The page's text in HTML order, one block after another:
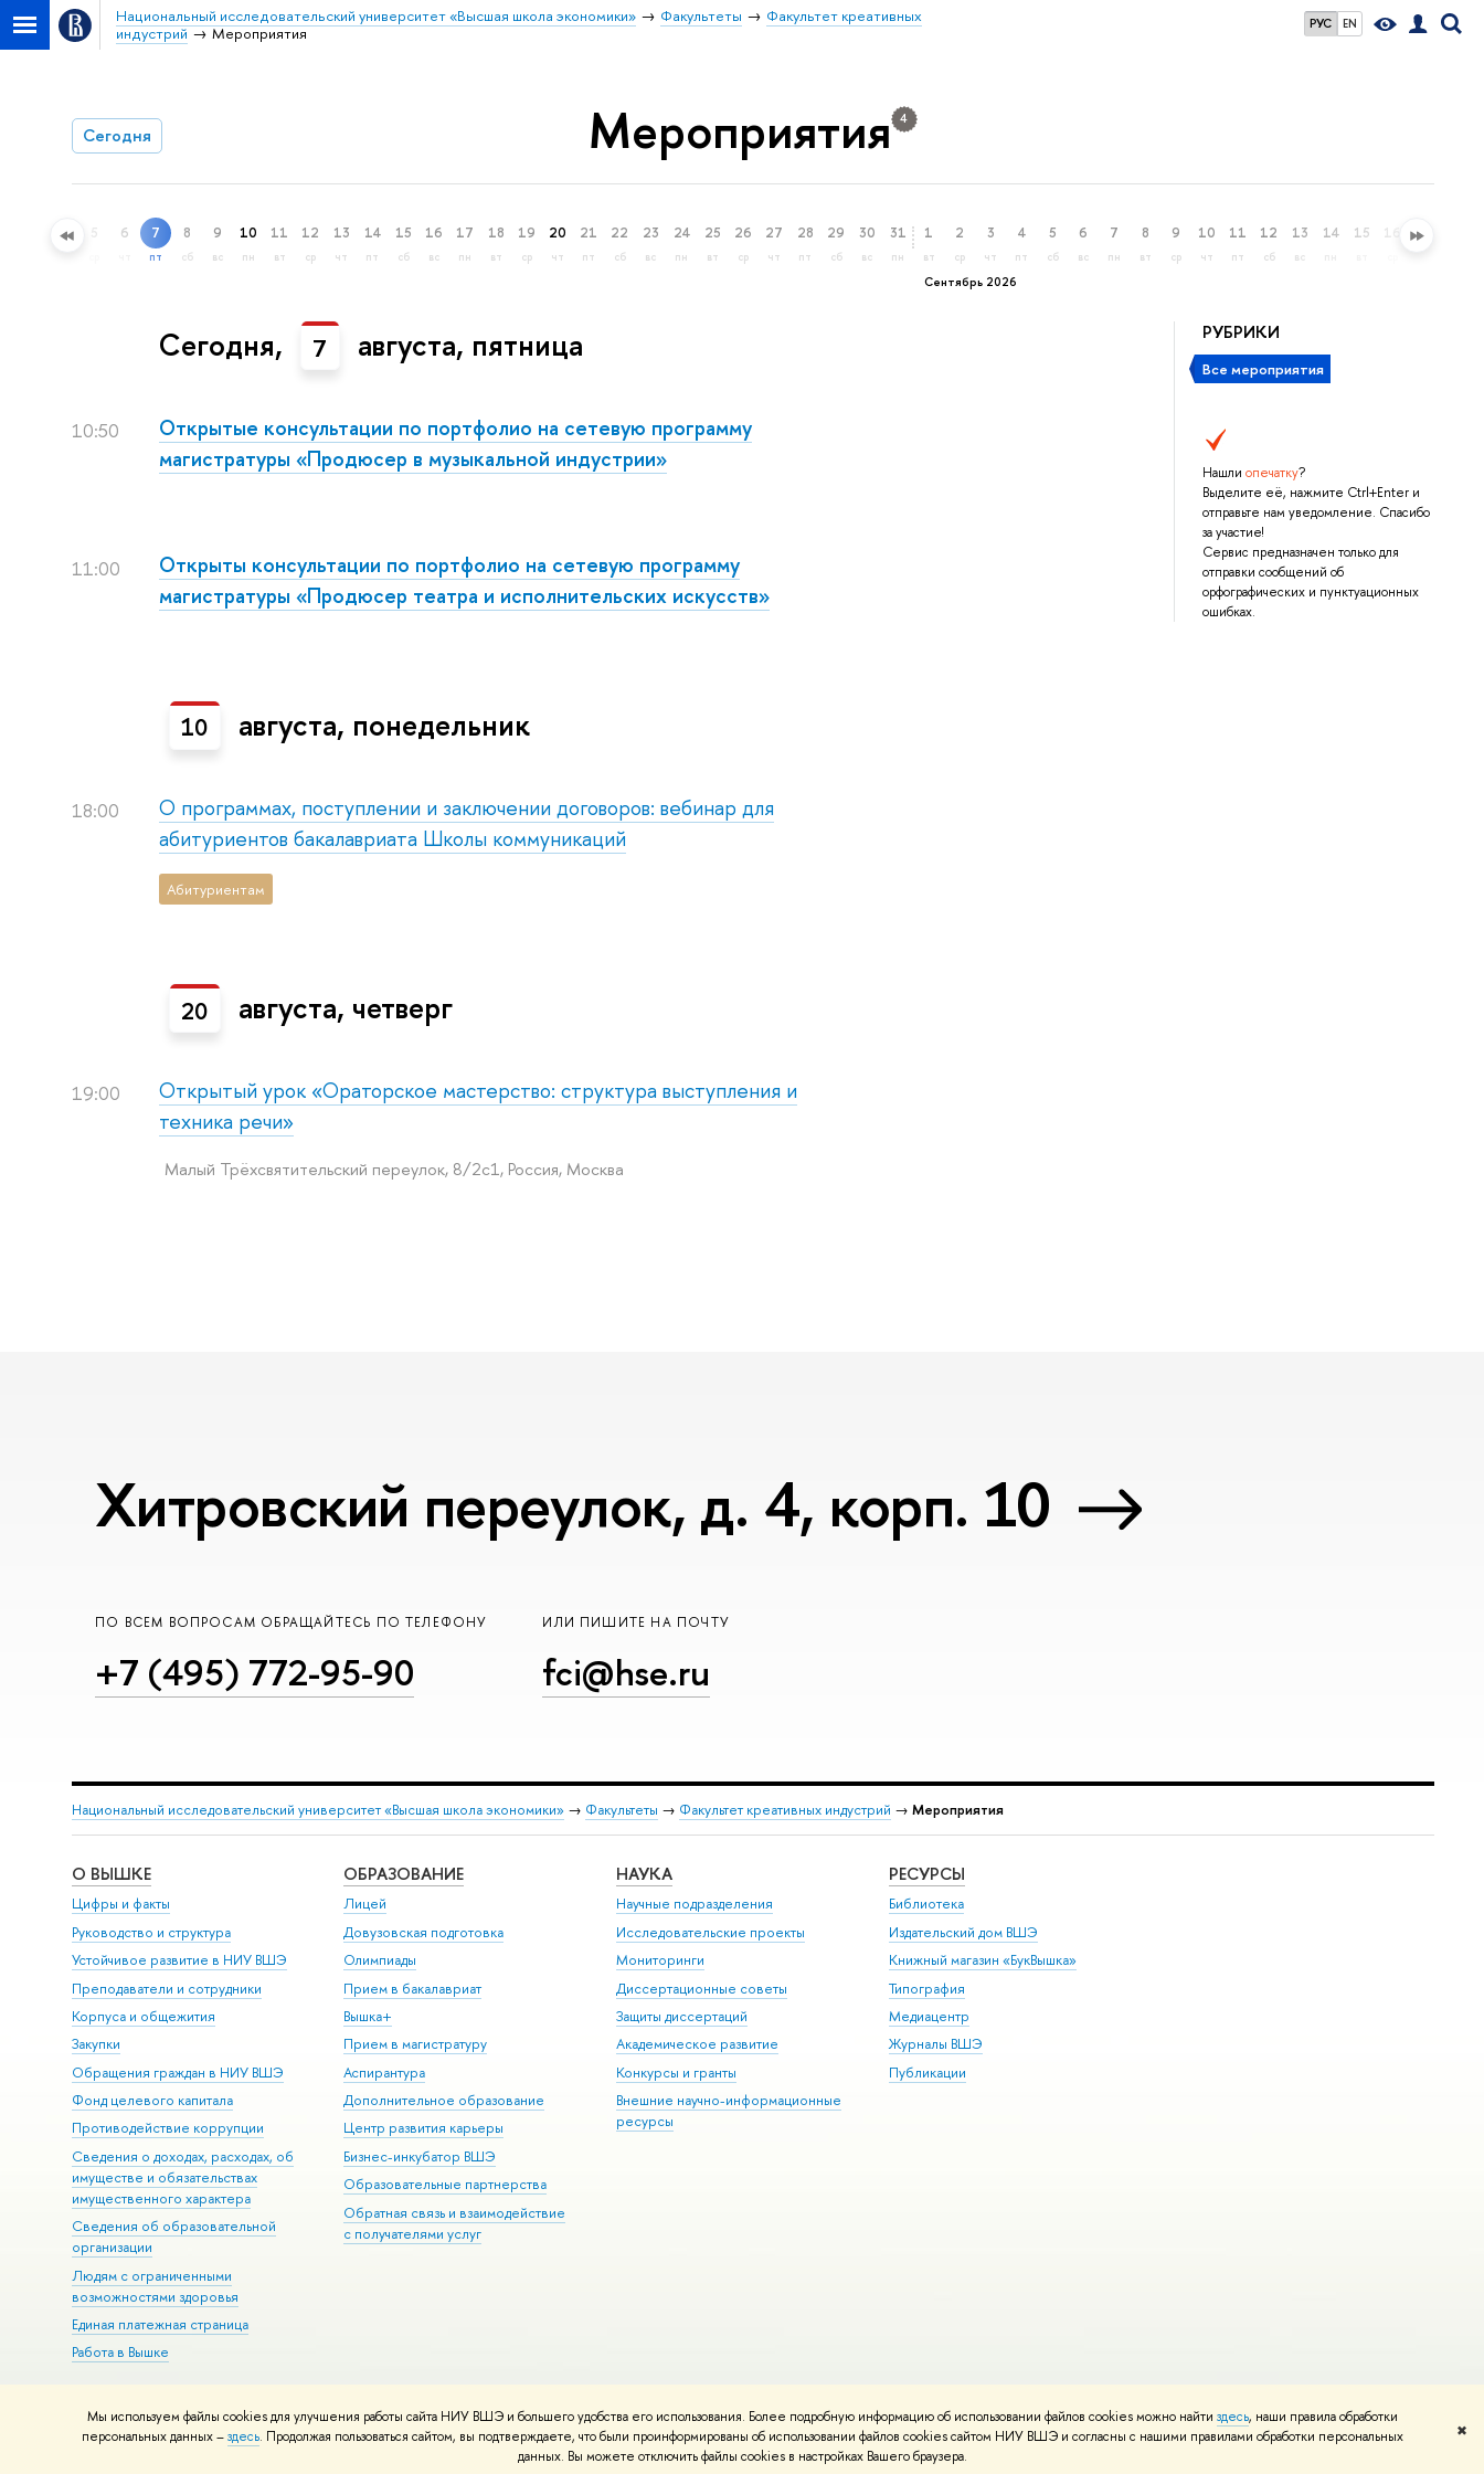
Мы используем файлы cookies для улучшения работы сайта НИУ ВШЭ и большего удобства его использования. Более подробную информацию об использовании файлов cookies можно найти здесь, наши правила обработки
персональных данных –здесь. Продолжая пользоваться сайтом, вы подтверждаете, что были проинформированы об использовании файлов cookies сайтом НИУ ВШЭ и согласны с нашими правилами обработки персональных
данных. Вы можете отключить файлы cookies в настройках Вашего браузера.
✖
РУС EN
Национальный исследовательский университет «Высшая школа экономики» Факультеты
Факультет креативных
индустрий
Мероприятия
Сегодня Мероприятия 4
поиск 5 6 7
пт
8
сб
9
вс
10
пн
11
вт
12
ср
13
чт
14
пт
15
сб
16
вс
17
пн
18
вт
19
ср
20
чт
21
пт
22
сб
23
вс
24
пн
25
вт
26
ср
27
чт
28
пт
29
сб
30
вс
31
пн
Сентябрь 2026
1
вт
2
ср
3
чт
4
пт
5
сб
6
вс
7
пн
8
вт
9
ср
10
чт
11
пт
12
сб
13
вс
14 15 16 17
РУБРИКИ
Все мероприятия
Нашли опечатку?
Выделите её, нажмите Ctrl+Enter и
отправьте нам уведомление. Спасибо
за участие!
Сервис предназначен только для
отправки сообщений об
орфографических и пунктуационных
ошибках.
Сегодня, 7 августа, пятница
10:50
Открытые консультации по портфолио на сетевую программу
магистратуры «Продюсер в музыкальной индустрии»
11:00
Открыты консультации по портфолио на сетевую программу
магистратуры «Продюсер театра и исполнительских искусств»
10 августа, понедельник
18:00
О программах, поступлении и заключении договоров: вебинар для
абитуриентов бакалавриата Школы коммуникаций
Абитуриентам
20 августа, четверг
19:00
Открытый урок «Ораторское мастерство: структура выступления и
техника речи»
Малый Трёхсвятительский переулок, 8/2с1, Россия, Москва
Хитровский переулок, д. 4, корп. 10
ПО ВСЕМ ВОПРОСАМ ОБРАЩАЙТЕСЬ ПО ТЕЛЕФОНУ
+7 (495) 772-95-90
ИЛИ ПИШИТЕ НА ПОЧТУ
fci@hse.ru
Национальный исследовательский университет «Высшая школа экономики» → Факультеты → Факультет креативных индустрий → Мероприятия
О ВЫШКЕ
Цифры и факты
Руководство и структура
Устойчивое развитие в НИУ ВШЭ
Преподаватели и сотрудники
Корпуса и общежития
Закупки
Обращения граждан в НИУ ВШЭ
Фонд целевого капитала
Противодействие коррупции
Сведения о доходах, расходах, об
имуществе и обязательствах
имущественного характера
Сведения об образовательной
организации
Людям с ограниченными
возможностями здоровья
Единая платежная страница
Работа в Вышке
ОБРАЗОВАНИЕ
Лицей
Довузовская подготовка
Олимпиады
Прием в бакалавриат
Вышка+
Прием в магистратуру
Аспирантура
Дополнительное образование
Центр развития карьеры
Бизнес-инкубатор ВШЭ
Образовательные партнерства
Обратная связь и взаимодействие
с получателями услуг
НАУКА
Научные подразделения
Исследовательские проекты
Мониторинги
Диссертационные советы
Защиты диссертаций
Академическое развитие
Конкурсы и гранты
Внешние научно-информационные
ресурсы
РЕСУРСЫ
Библиотека
Издательский дом ВШЭ
Книжный магазин «БукВышка»
Типография
Медиацентр
Журналы ВШЭ
Публикации
Редактору
© НИУ ВШЭ 1993–2026 Адреса и контакты Условия использования материалов Политика конфиденциальности Карта сайта
Шрифты HSE Sans и HSE Slab разработаны вШколе дизайна НИУ ВШЭ